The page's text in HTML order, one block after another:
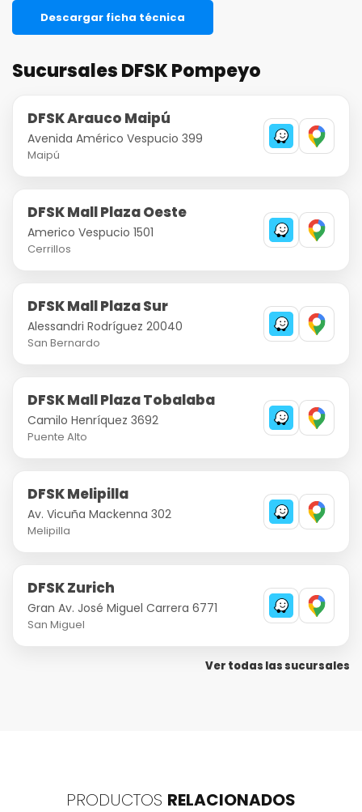
Descargar ficha técnica
Sucursales DFSK Pompeyo
DFSK Arauco Maipú
Avenida Américo Vespucio 399
Maipú
DFSK Mall Plaza Oeste
Americo Vespucio 1501
Cerrillos
DFSK Mall Plaza Sur
Alessandri Rodríguez 20040
San Bernardo
DFSK Mall Plaza Tobalaba
Camilo Henríquez 3692
Puente Alto
DFSK Melipilla
Av. Vicuña Mackenna 302
Melipilla
DFSK Zurich
Gran Av. José Miguel Carrera 6771
San Miguel
Ver todas las sucursales
PRODUCTOS RELACIONADOS